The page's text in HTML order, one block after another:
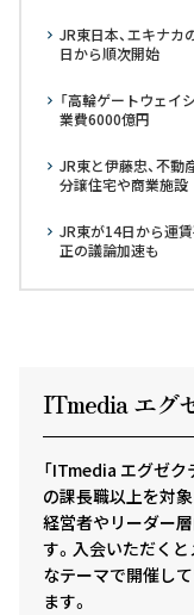
JR東日本、エキナ
日から順次開始
「高輪ゲートウェイ
業費6000億円
JR東と伊藤忠、不
分譲住宅や商業施設
JR東が14日から運
正の議論加速も
ITmedia エグ
「ITmedia エグゼ
の課長職以上を対
経営者やリーダー
す。入会いただく
なテーマで開催し
ます。